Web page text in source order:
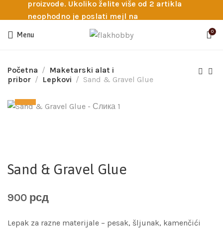
proizvode. Ukoliko želite više od 2 artikla
neophodno je poslati mejl na
info@flakhobby.com sa preciznim šiframa
proizvoda. Svakako nas možete pozvati
potrebna pomoć oko odabira.
Menu 0
Početna
Maketarski alat i
pribor
Lepkovi Sand & Gravel Glue
Sand & Gravel Glue
900 рсд
Lepak za razne materijale – pesak, šljunak, kamenčići